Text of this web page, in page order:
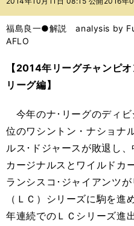
バ
福島良一●解説 analysis by
AFLO
【2014年リーグチャンピ
リーグ編】
今年のナ･リーグのディビ
位のワシントン・ナショナ
ルス･ドジャースが敗退し
カージナルスとワイルドカ
ランシスコ･ジャイアンツ
（ＬＣ）シリーズに駒を進
年連続でのＬＣシリーズ進